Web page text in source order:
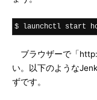
$ launchctl start
ブラウザーで「
い。以下のような
ずです。